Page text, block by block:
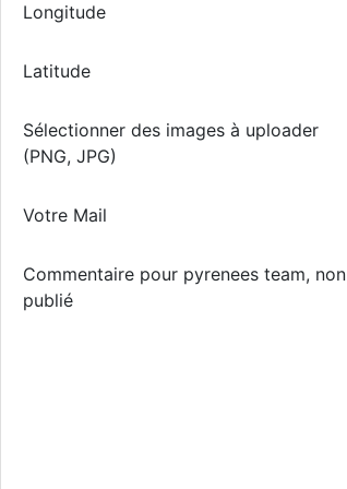
Longitude
Latitude
Sélectionner des images à uploader
(PNG, JPG)
Votre Mail
Commentaire pour pyrenees team, non
publié